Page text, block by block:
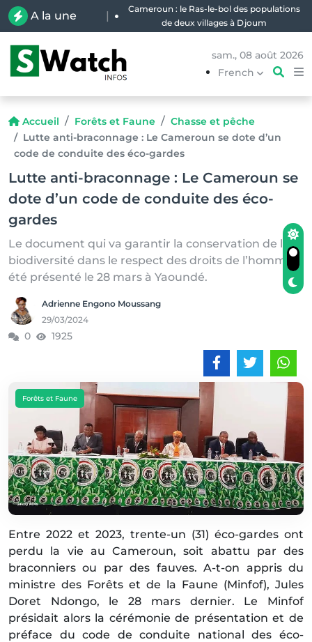
A la une |
Cameroun : le Ras-le-bol des populations
de deux villages à Djoum
sam., 08 août 2026
French
Accueil Forêts et Faune
Chasse et pêche
Lutte anti-braconnage : Le Cameroun se dote d’un
code de conduite des éco-gardes
Lutte anti-braconnage : Le Cameroun se
dote d’un code de conduite des éco-
gardes
Le document qui va garantir la conservation de la
biodiversité dans le respect des droits de l’homme a
été présenté le 28 mars à Yaoundé.
Adrienne Engono Moussang
29/03/2024
0 1925
Forêts et Faune
Entre 2022 et 2023, trente-un (31) éco-gardes ont
perdu la vie au Cameroun, soit abattu par des
braconniers ou par des fauves. A-t-on appris du
ministre des Forêts et de la Faune (Minfof), Jules
Doret Ndongo, le 28 mars dernier. Le Minfof
présidait alors la cérémonie de présentation et de
préface du code de conduite national des éco-